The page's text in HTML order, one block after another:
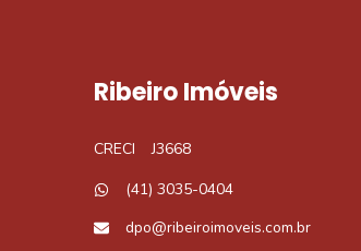
Ribeiro Imóveis
CRECI
J3668
(41) 3035-0404
dpo@ribeiroimoveis.com.br